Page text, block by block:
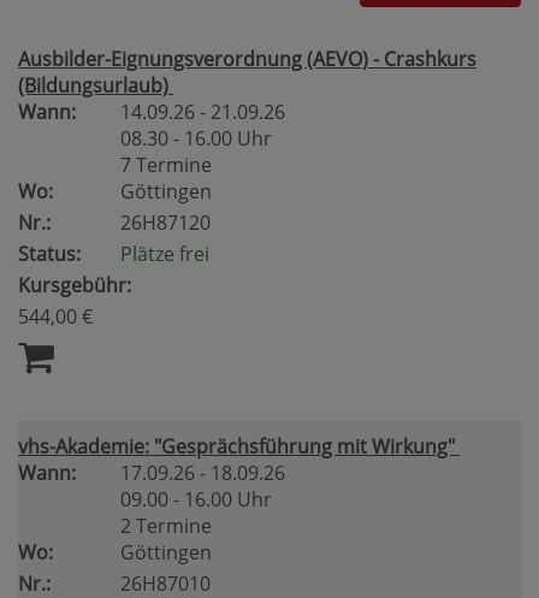
Ausbilder-Eignungsverordnung (AEVO) - Crashkurs
(Bildungsurlaub)
Wann:
14.09.26 - 21.09.26
08.30 - 16.00 Uhr
7 Termine
Wo:
Göttingen
Nr.:
26H87120
Status:
Plätze frei
Kursgebühr:
544,00 €
vhs-Akademie: "Gesprächsführung mit Wirkung"
Wann:
17.09.26 - 18.09.26
09.00 - 16.00 Uhr
2 Termine
Wo:
Göttingen
Nr.:
26H87010